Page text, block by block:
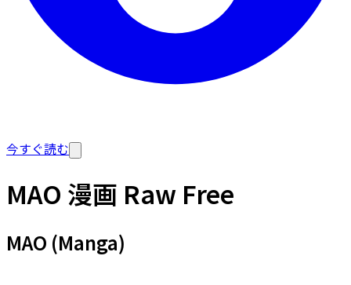
今すぐ読む
MAO 漫画 Raw Free
MAO (Manga)